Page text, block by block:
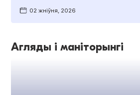
02 жніўня, 2026
Агляды і маніторынгі